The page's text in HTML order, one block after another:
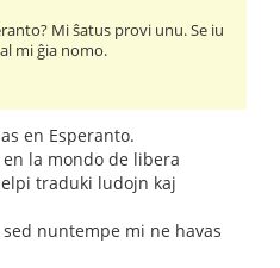
Mi ŝatus provi unu. Se iu
mi ĝia nomo.
en Esperanto.
la mondo de libera
traduki ludojn kaj
nuntempe mi ne havas